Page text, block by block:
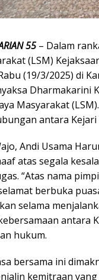
55– Dalam
(LSM)
(19/3/2025) di
Dharmakarini
Masyarakat
antara
Andi Usama
atas segala
“Atas nama
berbuka
selama
antara
hukum.
bersama ini
kemitraan